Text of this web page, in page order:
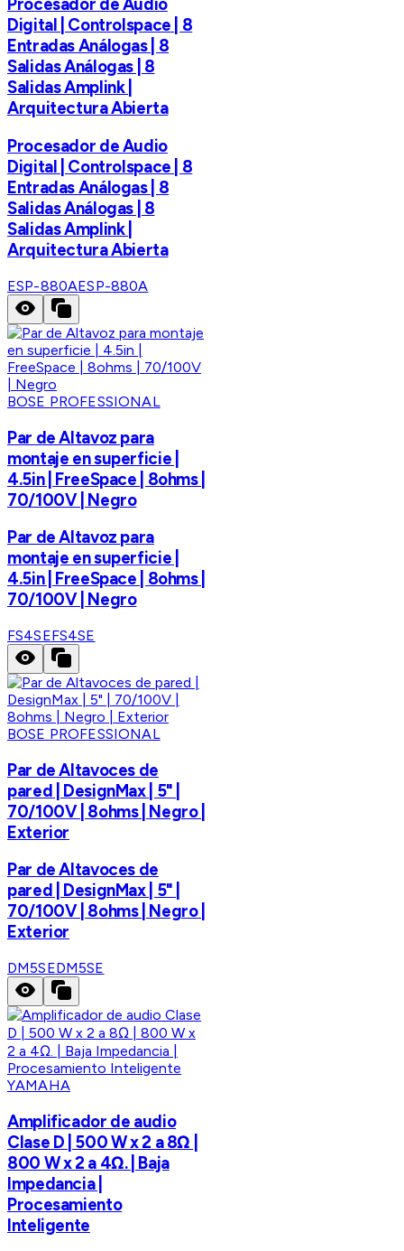
Procesador de Audio
Digital | Controlspace | 8
Entradas Análogas | 8
Salidas Análogas | 8
Salidas Amplink |
Arquitectura Abierta
Procesador de Audio
Digital | Controlspace | 8
Entradas Análogas | 8
Salidas Análogas | 8
Salidas Amplink |
Arquitectura Abierta
ESP-880AESP-880A
BOSE PROFESSIONAL
Par de Altavoz para
montaje en superficie |
4.5in | FreeSpace | 8ohms |
70/100V | Negro
Par de Altavoz para
montaje en superficie |
4.5in | FreeSpace | 8ohms |
70/100V | Negro
FS4SEFS4SE
BOSE PROFESSIONAL
Par de Altavoces de
pared | DesignMax | 5" |
70/100V | 8ohms | Negro |
Exterior
Par de Altavoces de
pared | DesignMax | 5" |
70/100V | 8ohms | Negro |
Exterior
DM5SEDM5SE
YAMAHA
Amplificador de audio
Clase D | 500 W x 2 a 8Ω |
800 W x 2 a 4Ω. | Baja
Impedancia |
Procesamiento
Inteligente